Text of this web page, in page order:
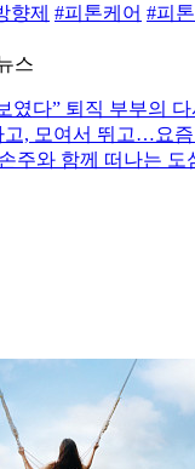
향제 #피톤케어 #피
스
였다” 퇴직 부부의
고, 모여서 뛰고…요즘
주와 함께 떠나는 도